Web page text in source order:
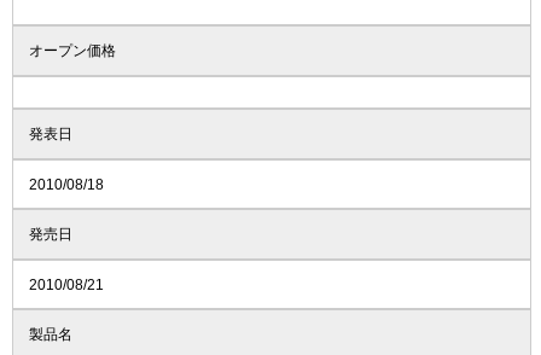
オープン価格
発表日
2010/08/18
発売日
2010/08/21
製品名